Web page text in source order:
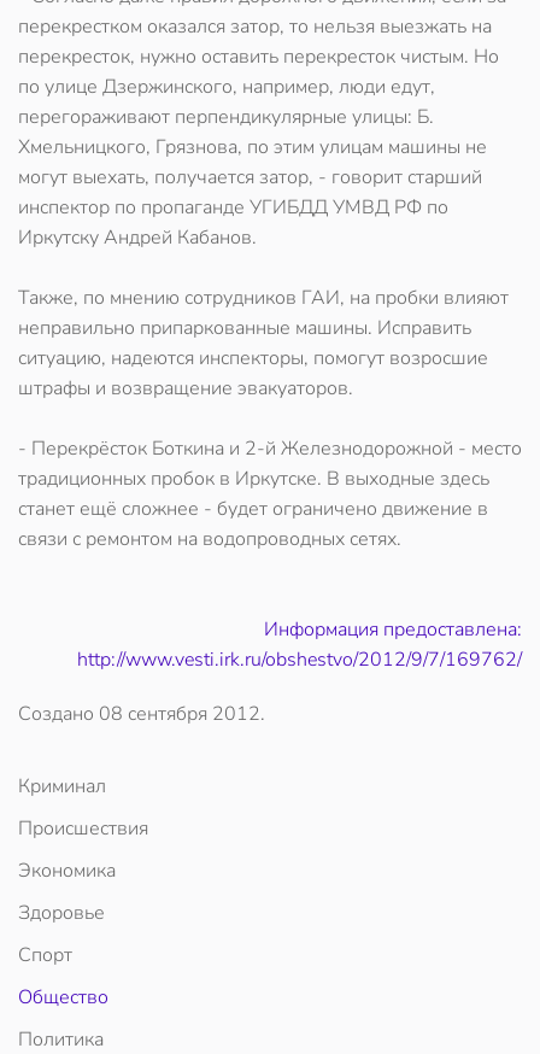
перекрестком оказался затор, то нельзя выезжать на
перекресток, нужно оставить перекресток чистым. Но
по улице Дзержинского, например, люди едут,
перегораживают перпендикулярные улицы: Б.
Хмельницкого, Грязнова, по этим улицам машины не
могут выехать, получается затор, - говорит старший
инспектор по пропаганде УГИБДД УМВД РФ по
Иркутску Андрей Кабанов.
Также, по мнению сотрудников ГАИ, на пробки влияют
неправильно припаркованные машины. Исправить
ситуацию, надеются инспекторы, помогут возросшие
штрафы и возвращение эвакуаторов.
- Перекрёсток Боткина и 2-й Железнодорожной - место
традиционных пробок в Иркутске. В выходные здесь
станет ещё сложнее - будет ограничено движение в
связи с ремонтом на водопроводных сетях.
Информация предоставлена:
http://www.vesti.irk.ru/obshestvo/2012/9/7/169762/
Создано 08 сентября 2012.
Криминал
Происшествия
Экономика
Здоровье
Спорт
Общество
Политика